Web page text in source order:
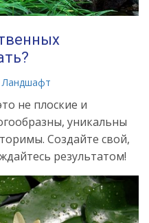
Ландшафт
не плоские и
уникальны
Создайте свой,
результатом!